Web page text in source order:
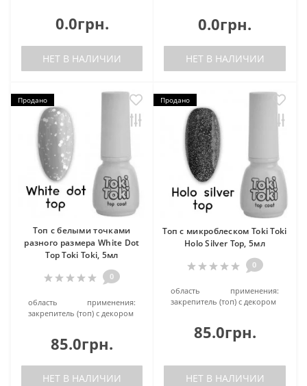
0.0грн.
НЕТ В НАЛИЧИИ
0.0грн.
НЕТ В НАЛИЧИИ
Продано
Топ с белыми точками
разного размера White Dot
Top Toki Toki, 5мл
0
область применения:
закрепитель (топ) с декором
85.0грн.
НЕТ В НАЛИЧИИ
Продано
Топ с микроблеском Toki Toki
Holo Silver Top, 5мл
0
область применения:
закрепитель (топ) с декором
85.0грн.
НЕТ В НАЛИЧИИ